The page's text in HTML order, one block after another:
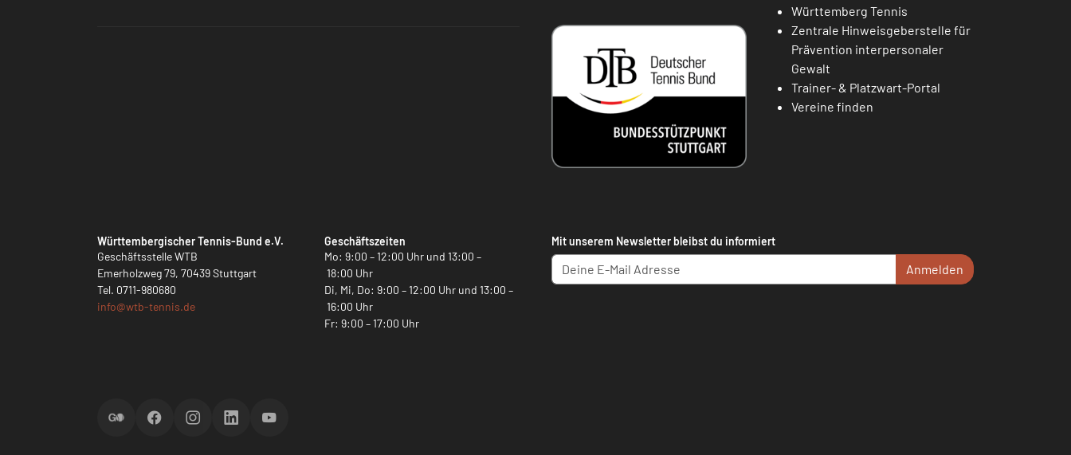
Württemberg Tennis
Zentrale Hinweisgeberstelle für
Prävention interpersonaler
Gewalt
Trainer- & Platzwart-Portal
Vereine finden
Württembergischer Tennis-Bund e.V.
Geschäftsstelle WTB
Emerholzweg 79, 70439 Stuttgart
Tel. 0711-980680
info@wtb-tennis.de
Geschäftszeiten
Mo: 9:00 – 12:00 Uhr und 13:00 –
18:00 Uhr
Di, Mi, Do: 9:00 – 12:00 Uhr und 13:00 –
16:00 Uhr
Fr: 9:00 – 17:00 Uhr
Mit unserem Newsletter bleibst du informiert
Anmelden
ScoreGOFacebookInstagramLinkedInYouTube